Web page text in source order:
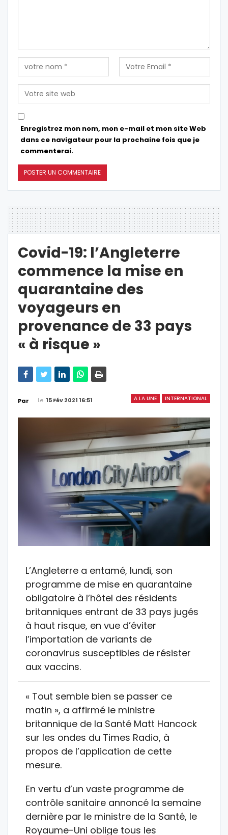
Enregistrez mon nom, mon e-mail et mon site Web
dans ce navigateur pour la prochaine fois que je
commenterai.
Covid-19: l’Angleterre
commence la mise en
quarantaine des
voyageurs en
provenance de 33 pays
« à risque »
A LA UNE INTERNATIONAL
Par Le 15 Fév 2021 16:51
L’Angleterre a entamé, lundi, son
programme de mise en quarantaine
obligatoire à l’hôtel des résidents
britanniques entrant de 33 pays jugés
à haut risque, en vue d’éviter
l’importation de variants de
coronavirus susceptibles de résister
aux vaccins.
« Tout semble bien se passer ce
matin », a affirmé le ministre
britannique de la Santé Matt Hancock
sur les ondes du Times Radio, à
propos de l’application de cette
mesure.
En vertu d’un vaste programme de
contrôle sanitaire annoncé la semaine
dernière par le ministre de la Santé, le
Royaume-Uni oblige tous les